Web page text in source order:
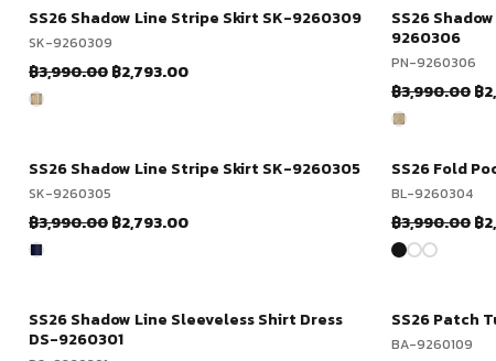
-30% ช้อปเลย
SS26 Shadow Line Stripe Skirt SK-9260309
SK-9260309
฿3,990.00Original
฿2,793.00Current
-30%
SS26
9260306
PN-9260306
฿3,990.00
฿
฿
-30% ช้อปเลย
SS26 Shadow Line Stripe Skirt SK-9260305
SK-9260305
฿3,990.00Original
฿2,793.00Current
-30%
SS26 Fold
BL-9260304
฿3,990.00฿
-30% ช้อปเลย
SS26 Shadow Line Sleeveless Shirt Dress
DS-9260301
-30%
SS26 Patch
BA-9260109